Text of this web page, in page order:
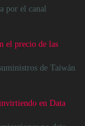
por el canal
el precio de las
de Taiwán
en Data